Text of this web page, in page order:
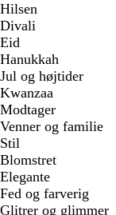
Hilsen
Divali
Eid
Hanukkah
Jul og højtider
Kwanzaa
Modtager
Venner og familie
Stil
Blomstret
Elegante
Fed og farverig
Glitrer og glimmer